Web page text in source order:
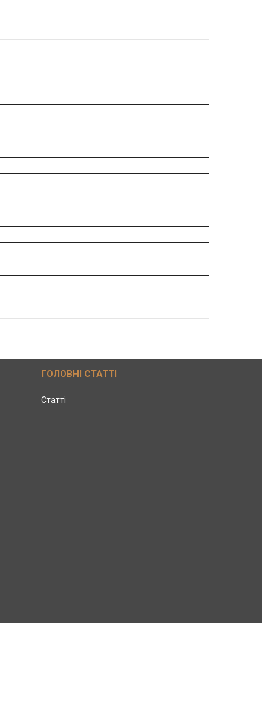
ГОЛОВНІ СТАТТІ
Статті